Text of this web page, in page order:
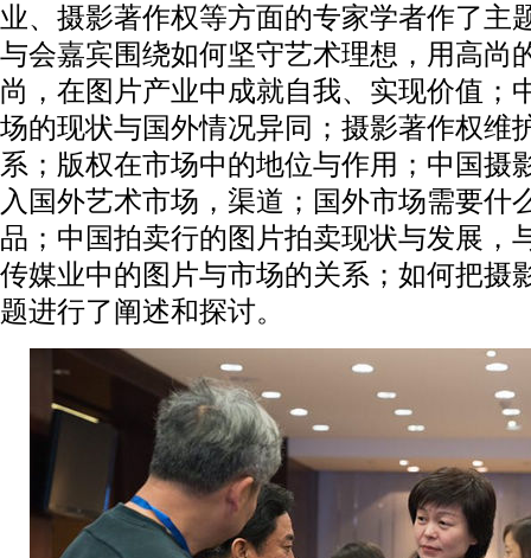
业、摄影著作权等方面的专家学者作了主
与会嘉宾围绕如何坚守艺术理想，用高尚
尚，在图片产业中成就自我、实现价值；
场的现状与国外情况异同；摄影著作权维
系；版权在市场中的地位与作用；中国摄
入国外艺术市场，渠道；国外市场需要什
品；中国拍卖行的图片拍卖现状与发展，
传媒业中的图片与市场的关系；如何把摄
题进行了阐述和探讨。